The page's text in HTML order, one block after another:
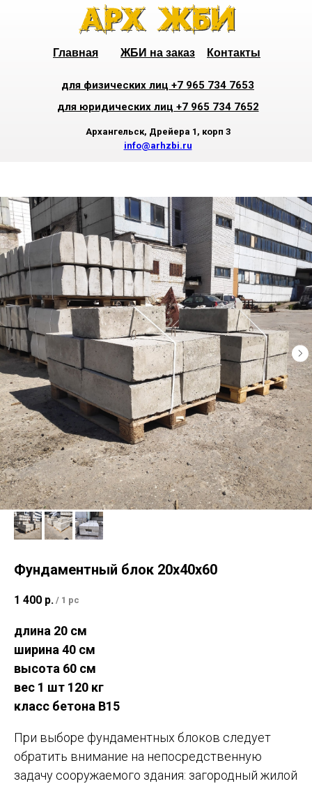
Главная ЖБИ на заказ Контакты
для физических лиц +7 965 734 7653
для юридических лиц +7 965 734 7652
Архангельск, Дрейера 1, корп 3
info@arhzbi.ru
для физических лиц +7 965 734 7653
для юридических лиц +7 965 734 7652
Архангельск, Дрейера 1, корп 3
oooks-sf@yandex.ru
Фундаментный блок 20х40х60
1 400 р. / 1 pc
длина 20 см
ширина 40 см
высота 60 см
вес 1 шт 120 кг
класс бетона В15
При выборе фундаментных блоков следует
обратить внимание на непосредственную
задачу сооружаемого здания: загородный жилой